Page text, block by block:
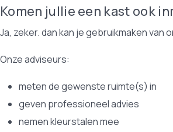
Komen jullie een kast ook
Ja, zeker. dan kan je gebruikmaken van
Onze adviseurs:
meten de gewenste ruimte(s) in
geven professioneel advies
nemen kleurstalen mee